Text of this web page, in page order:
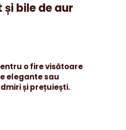
bile de aur
o fire visătoare
elegante sau
și prețuiești.